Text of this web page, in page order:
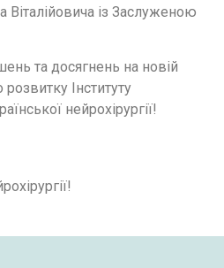
із Заслуженою
та досягнень на новій
Інституту
нейрохірургії!